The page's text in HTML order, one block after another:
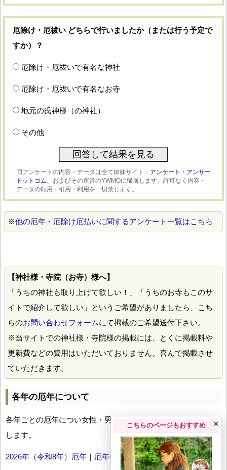
厄除け・厄祓い どちらで行いましたか（または行う予定で
すか）？
厄除け・厄祓いで有名な神社
厄除け・厄祓いで有名なお寺
地元の氏神様（の神社）
その他
同アンケートの内容・データは全て姉妹サイト： アンケート・アンサー
ドットコム、 およびその運営のYWMOに帰属します。許可なく内容・
データの転用・引用・利用を一切禁じます。
※他の厄年・厄除け厄払いに関するアンケート一覧はこちら
【神社様・寺院（お寺）様へ】
「うちの神社も取り上げて欲しい！」「うちのお寺もこのサ
イトで紹介して欲しい」というご希望がありましたら、こち
らのお問い合わせフォームにて掲載のご希望送付下さい。
※当サイトでの神社様・寺院様の掲載には、とくに掲載料や
更新費などの費用はいただいておりません。喜んで掲載させ
ていただきます。
各年の厄年について
各年ごとの厄年につい女性・男性の年齢早見表とともにお伝え
します。
2026年（令和8年）厄年｜厄年年齢早見表
こちらのページもおすすめ ×